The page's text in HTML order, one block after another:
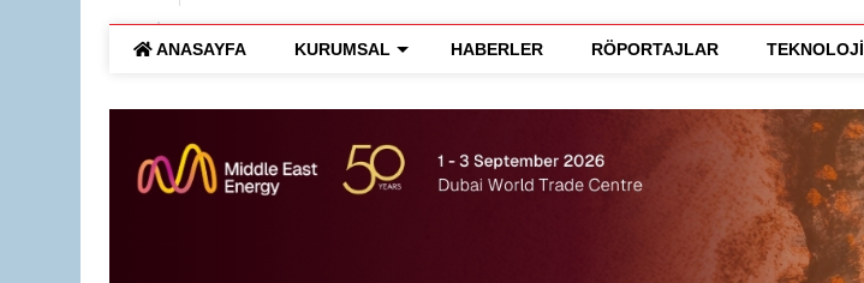
ANASAYFA KURUMSAL HABERLER RÖPORTAJLAR TEKNOLOJİ